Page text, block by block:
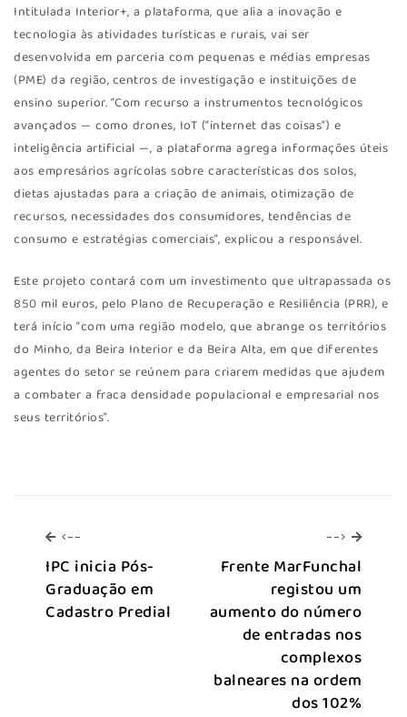
Intitulada Interior+, a plataforma, que alia a inovação e
tecnologia às atividades turísticas e rurais, vai ser
desenvolvida em parceria com pequenas e médias empresas
(PME) da região,centros de investigação e instituições de
ensino superior. “Com recurso a instrumentos tecnológicos
avançados — como drones, IoT (“internet das coisas”) e
inteligência artificial —, a plataforma agrega informações úteis
aos empresários agrícolas sobre características dos solos,
dietas ajustadas para a criação de animais, otimização de
recursos, necessidades dos consumidores, tendências de
consumo e estratégias comerciais”, explicou a responsável.
Este projeto contará com um investimento que ultrapassada os
850 mil euros, pelo Plano de Recuperação e Resiliência (PRR), e
terá início “com uma região modelo, que abrange os territórios
do Minho, da Beira Interior e da Beira Alta, em que diferentes
agentes do setor se reúnem para criarem medidas que ajudem
a combater a fraca densidade populacional e empresarial nos
seus territórios”.
<--
IPC inicia Pós-
Graduação em
Cadastro Predial
--> -->
Frente MarFunchal
registou um
aumento do número
de entradas nos
complexos
balneares na ordem
dos 102%